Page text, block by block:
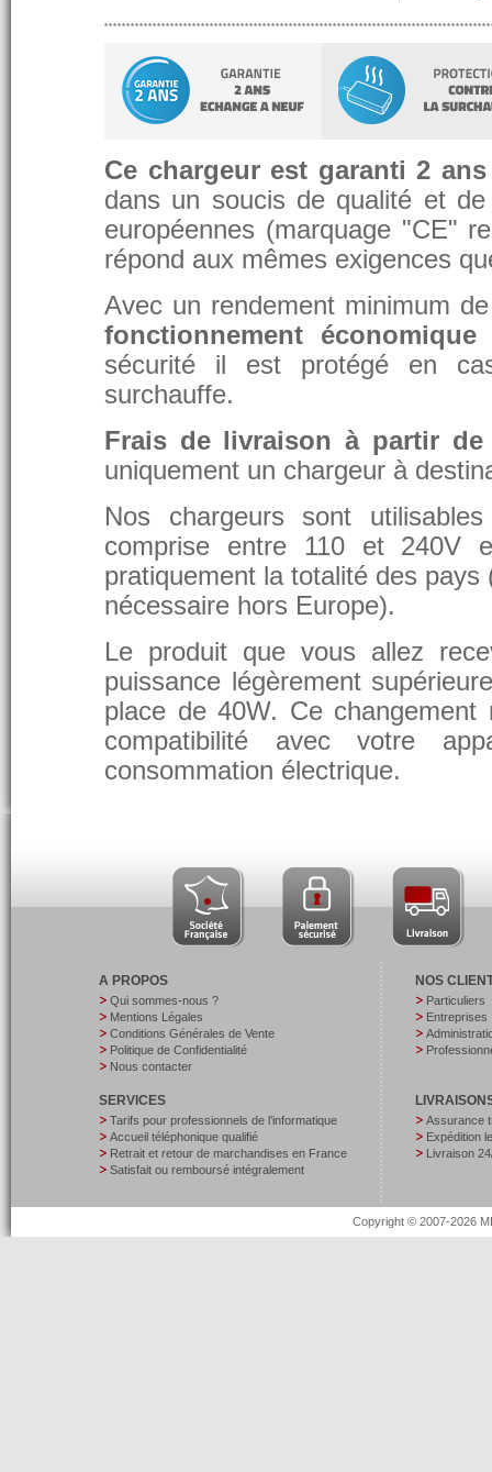
Ce chargeur est garanti 2 ans
dans un soucis de qualité et
européennes (marquage "CE"
répond aux mêmes exigences
Avec un rendement minimum
fonctionnement
sécurité il est protégé en
surchauffe.
Frais de livraison à partir de
uniquement un chargeur à
Nos chargeurs sont
comprise entre 110 et 240V
pratiquement la totalité des
nécessaire hors Europe).
Le produit que vous allez
puissance légèrement
place de 40W. Ce
compatibilité avec votre
consommation électrique.
A PROPOS
Qui sommes-nous ?
Mentions Légales
Conditions Générales de Vente
Politique de Confidentialité
Nous contacter
SERVICES
Tarifs pour professionnels de l’informatique
Accueil téléphonique qualifié
Retrait et retour de marchandises en France
Satisfait ou remboursé intégralement
NOS
Particuliers
Entreprises
Assurance
Expédition
Livraison
Copyright © 2007-2026